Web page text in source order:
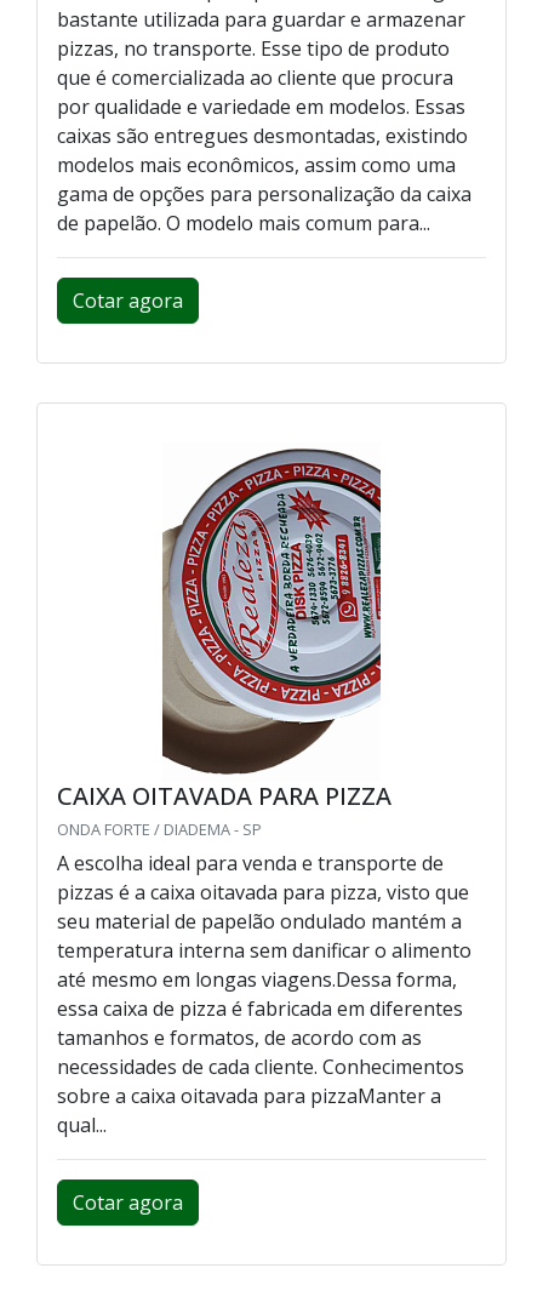
bastante utilizada para guardar e armazenar
pizzas, no transporte. Esse tipo de produto
que é comercializada ao cliente que procura
por qualidade e variedade em modelos. Essas
caixas são entregues desmontadas, existindo
modelos mais econômicos, assim como uma
gama de opções para personalização da caixa
de papelão. O modelo mais comum para...
Cotar agora
CAIXA OITAVADA PARA PIZZA
ONDA FORTE / DIADEMA - SP
A escolha ideal para venda e transporte de
pizzas é a caixa oitavada para pizza, visto que
seu material de papelão ondulado mantém a
temperatura interna sem danificar o alimento
até mesmo em longas viagens.Dessa forma,
essa caixa de pizza é fabricada em diferentes
tamanhos e formatos, de acordo com as
necessidades de cada cliente. Conhecimentos
sobre a caixa oitavada para pizzaManter a
qual...
Cotar agora